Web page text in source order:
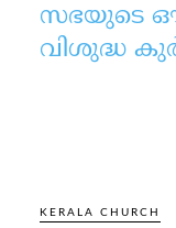
സഭയുടെ
വിശുദ്ധ
KERALA CHURCH